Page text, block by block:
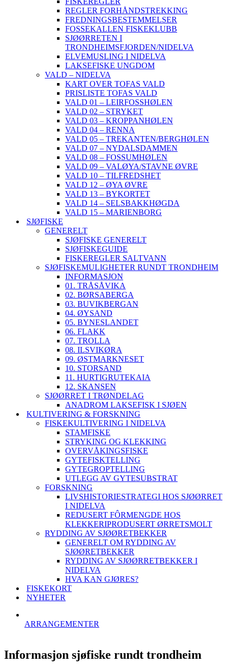
REGLER FORHÅNDSTREKKING
FREDNINGSBESTEMMELSER
FOSSEKALLEN FISKEKLUBB
SJØØRRETEN I
TRONDHEIMSFJORDEN/NIDELVA
ELVEMUSLING I NIDELVA
LAKSEFISKE UNGDOM
VALD – NIDELVA
KART OVER TOFAS VALD
PRISLISTE TOFAS VALD
VALD 01 – LEIRFOSSHØLEN
VALD 02 – STRYKET
VALD 03 – KROPPANHØLEN
VALD 04 – RENNA
VALD 05 – TREKANTEN/BERGHØLEN
VALD 07 – NYDALSDAMMEN
VALD 08 – FOSSUMHØLEN
VALD 09 – VALØYA/STAVNE ØVRE
VALD 10 – TILFREDSHET
VALD 12 – ØYA ØVRE
VALD 13 – BYKORTET
VALD 14 – SELSBAKKHØGDA
VALD 15 – MARIENBORG
SJØFISKE
GENERELT
SJØFISKE GENERELT
SJØFISKEGUIDE
FISKEREGLER SALTVANN
SJØFISKEMULIGHETER RUNDT TRONDHEIM
INFORMASJON
01. TRÅSÅVIKA
02. BØRSABERGA
03. BUVIKBERGAN
04. ØYSAND
05. BYNESLANDET
06. FLAKK
07. TROLLA
08. ILSVIKØRA
09. ØSTMARKNESET
10. STORSAND
11. HURTIGRUTEKAIA
12. SKANSEN
SJØØRRET I TRØNDELAG
ANADROM LAKSEFISK I SJØEN
KULTIVERING & FORSKNING
FISKEKULTIVERING I NIDELVA
STAMFISKE
STRYKING OG KLEKKING
OVERVÅKINGSFISKE
GYTEFISKTELLING
GYTEGROPTELLING
UTLEGG AV GYTESUBSTRAT
FORSKNING
LIVSHISTORIESTRATEGI HOS SJØØRRET
I NIDELVA
REDUSERT FÔRMENGDE HOS
KLEKKERIPRODUSERT ØRRETSMOLT
RYDDING AV SJØØRETBEKKER
GENERELT OM RYDDING AV
SJØØRETBEKKER
RYDDING AV SJØØRRETBEKKER I
NIDELVA
HVA KAN GJØRES?
FISKEKORT
NYHETER
ARRANGEMENTER
Informasjon sjøfiske rundt trondheim